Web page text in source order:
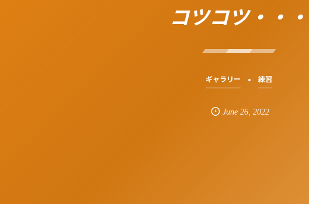
コツコツ・・・
ギャラリー 練習
June 26, 2022